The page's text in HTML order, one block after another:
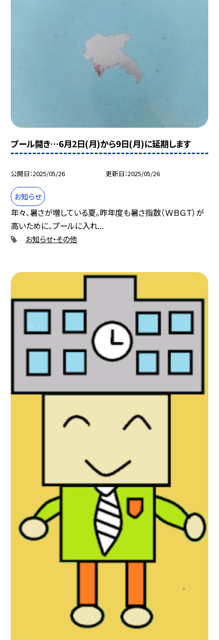
プール開き…6月2日(月)から9日(月)に延期します
公開日 2025/05/26 更新日 2025/05/26
お知らせ
年々、暑さが増している夏。昨年度も暑さ指数（ＷＢＧＴ）が
高いために、プールに入れ...
お知らせ・その他